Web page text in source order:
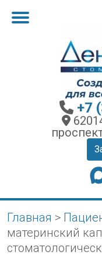
+7
Главная >
материнский